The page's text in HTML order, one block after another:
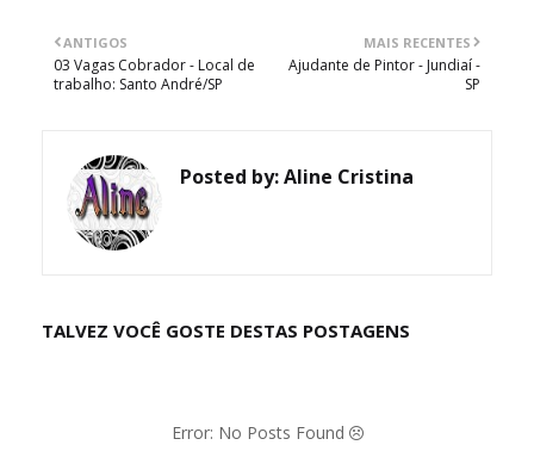
MAIS RECENTES
Ajudante de Pintor - Jundiaí -
SP
ANTIGOS
03 Vagas Cobrador - Local de
trabalho: Santo André/SP
Posted by:Aline Cristina
TALVEZ VOCÊ GOSTE DESTAS POSTAGENS
Error: No Posts Found